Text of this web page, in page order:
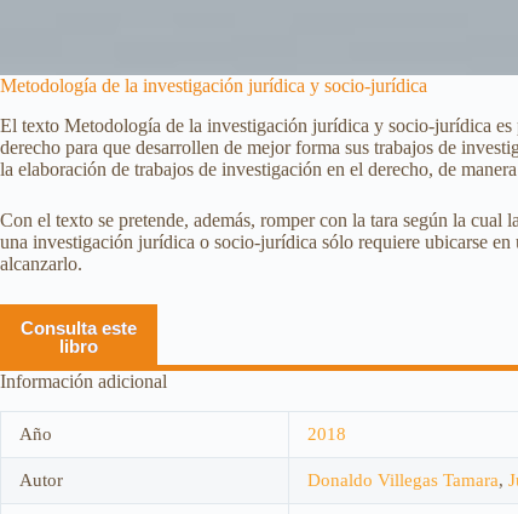
Metodología de la investigación jurídica y socio-jurídica
El texto Metodología de la investigación jurídica y socio-jurídica es
derecho para que desarrollen de mejor forma sus trabajos de
la elaboración de trabajos de investigación en el derecho, de
Con el texto se pretende, además, romper con la tara según la
una investigación jurídica o socio-jurídica sólo requiere ubicarse
alcanzarlo.
Consulta este
libro
Información adicional
Año 2018
Autor Donaldo Villegas Tamara,